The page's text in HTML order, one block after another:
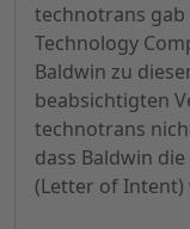
technotrans gab
Technology
Baldwin zu
beabsichtigten
technotrans
dass Baldwin
(Letter of